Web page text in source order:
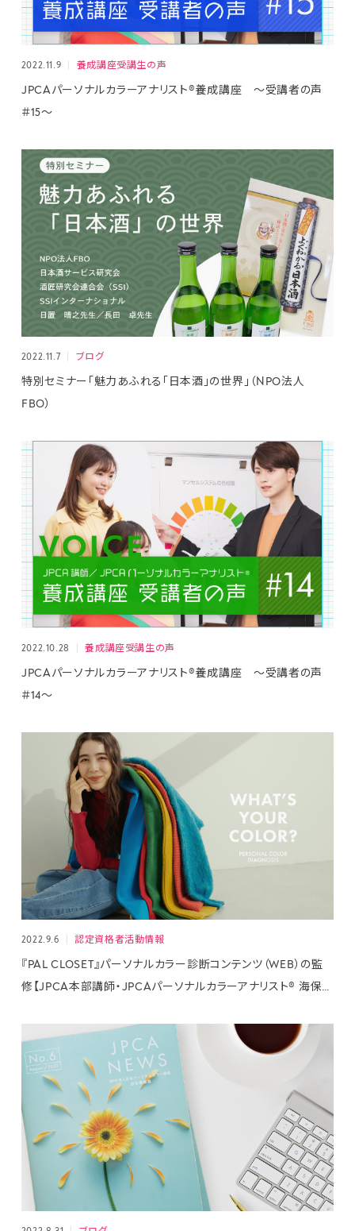
2022.11.9 養成講座受講生の声
JPCAパーソナルカラーアナリスト®養成講座 ～受講者の声
＃15～
2022.11.7 ブログ
特別セミナー「魅力あふれる「日本酒」の世界」（NPO法人
FBO）
2022.10.28 養成講座受講生の声
JPCAパーソナルカラーアナリスト®養成講座 ～受講者の声
＃14～
2022.9.6 認定資格者活動情報
『PAL CLOSET』パーソナルカラー診断コンテンツ（WEB）の監
修【JPCA本部講師・JPCAパーソナルカラーアナリスト® 海保